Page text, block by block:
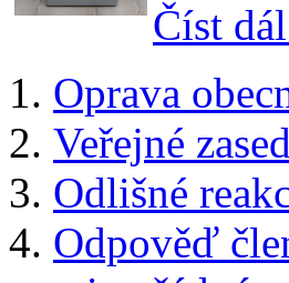
Číst
Oprava
Veřejné
Odlišné
Odpověď